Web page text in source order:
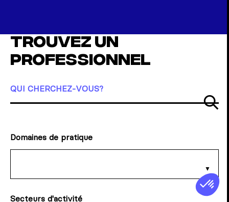
Trouvez un
professionnel
QUI CHERCHEZ-VOUS?
Domaines de pratique
Secteurs d'activité